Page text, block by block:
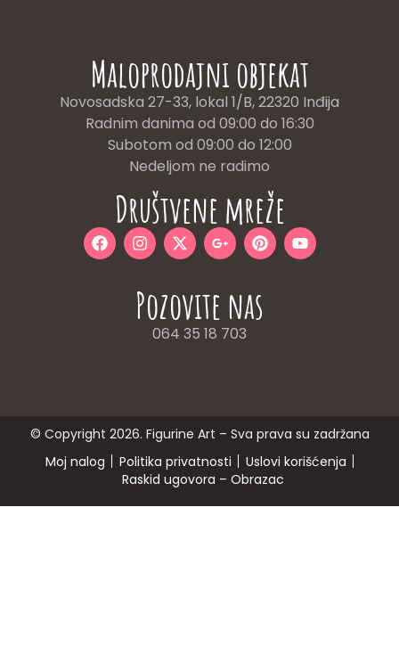
Maloprodajni objekat
Novosadska 27-33, lokal 1/B, 22320 Inđija
Radnim danima od 09:00 do 16:30
Subotom od 09:00 do 12:00
Nedeljom ne radimo
Društvene mreže
Pozovite nas
064 35 18 703
© Copyright 2026. Figurine Art – Sva prava su zadržana
Moj nalog
Politika privatnosti
Uslovi korišćenja
Raskid ugovora – Obrazac